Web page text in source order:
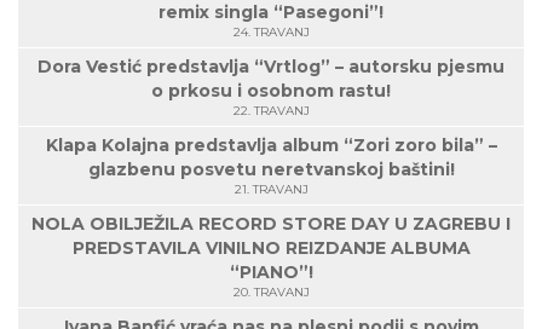
remix singla “Pasegoni”!
24. TRAVANJ
Dora Vestić predstavlja “Vrtlog” – autorsku pjesmu
o prkosu i osobnom rastu!
22. TRAVANJ
Klapa Kolajna predstavlja album “Zori zoro bila” –
glazbenu posvetu neretvanskoj baštini!
21. TRAVANJ
NOLA OBILJEŽILA RECORD STORE DAY U ZAGREBU I
PREDSTAVILA VINILNO REIZDANJE ALBUMA
“PIANO”!
20. TRAVANJ